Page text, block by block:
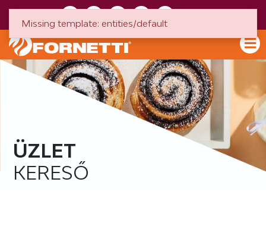
ÜZLET
KERESŐ
Missing template: entities/default